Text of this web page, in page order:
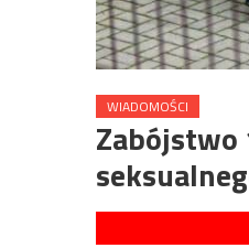
WIADOMOŚCI
Zabójstwo